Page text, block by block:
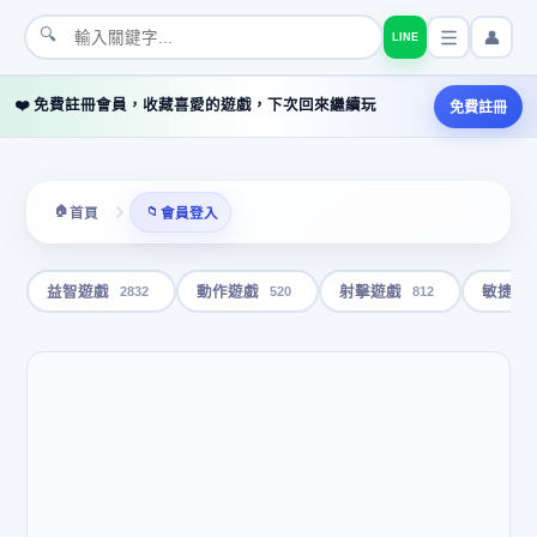
🔍 LINE 👤
❤️ 免費註冊會員，收藏喜愛的遊戲，下次回來繼續玩 免費註冊
🏠首頁 📁 會員登入
益智遊戲 2832 動作遊戲 520 射擊遊戲 812 敏捷遊